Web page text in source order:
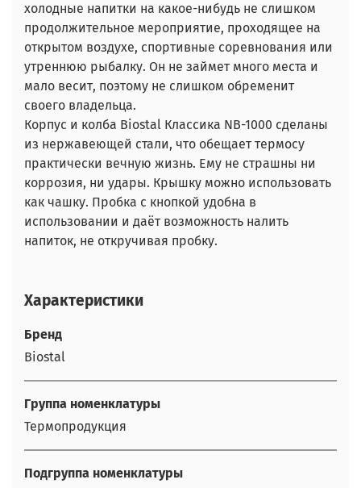
холодные напитки на какое-нибудь не слишком
продолжительное мероприятие, проходящее на
открытом воздухе, спортивные соревнования или
утреннюю рыбалку. Он не займет много места и
мало весит, поэтому не слишком обременит
своего владельца.
Корпус и колба Biostal Классика NB-1000 сделаны
из нержавеющей стали, что обещает термосу
практически вечную жизнь. Ему не страшны ни
коррозия, ни удары. Крышку можно использовать
как чашку. Пробка с кнопкой удобна в
использовании и даёт возможность налить
напиток, не откручивая пробку.
Характеристики
Бренд
Biostal
Группа номенклатуры
Термопродукция
Подгруппа номенклатуры